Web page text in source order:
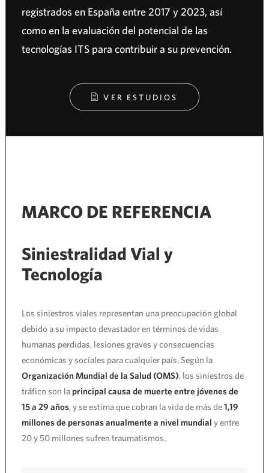
registrados en España entre 2017 y 2023, así
como en la evaluación del potencial de las
tecnologías ITS para contribuir a su prevención.
VER ESTUDIOS
MARCO DE REFERENCIA
Siniestralidad Vial y
Tecnología
Los siniestros viales representan una preocupación global
debido a su impacto devastador en términos de vidas
humanas perdidas, lesiones graves y consecuencias
económicas y sociales para cualquier país. Según la
Organización Mundial de la Salud (OMS), los siniestros de
tráfico son la principal causa de muerte entre jóvenes de
15 a 29 años, y se estima que cobran la vida de más de1,19
millones de personas anualmente a nivel mundial y entre
20 y 50 millones sufren traumatismos.